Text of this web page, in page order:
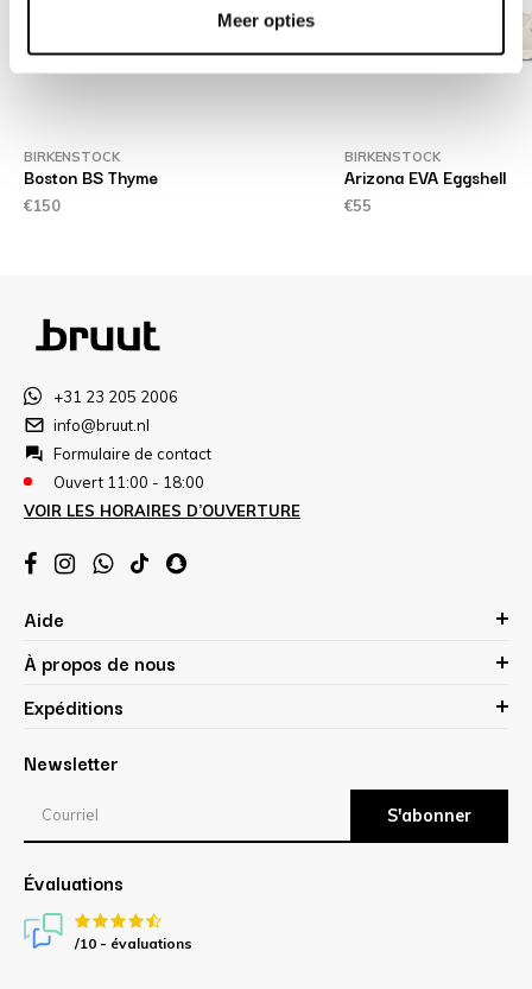
Meer opties
BIRKENSTOCK
Boston BS Thyme
€150
BIRKENSTOCK
Arizona EVA Eggshell
€55
+31 23 205 2006
info@bruut.nl
Formulaire de contact
Ouvert 11:00 - 18:00
VOIR LES HORAIRES D’OUVERTURE
Aide
À propos de nous
Expéditions
Newsletter
S'abonner
Évaluations
/10 - évaluations